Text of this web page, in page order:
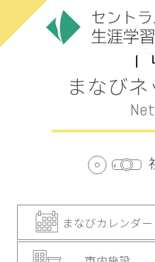
まなび
まなびカレンダー